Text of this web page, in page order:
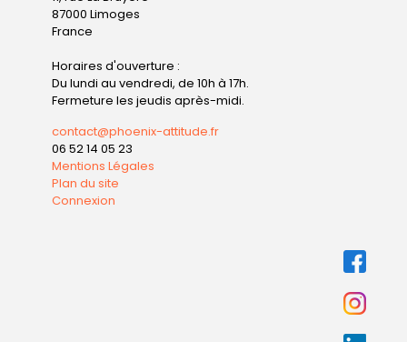
87000 Limoges
France
Horaires d'ouverture :
Du lundi au vendredi, de 10h à 17h.
Fermeture les jeudis après-midi.
contact@phoenix-attitude.fr
06 52 14 05 23
Mentions Légales
Plan du site
Connexion